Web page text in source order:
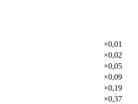
×0,01
×0,02
×0,05
×0,09
×0,19
×0,37